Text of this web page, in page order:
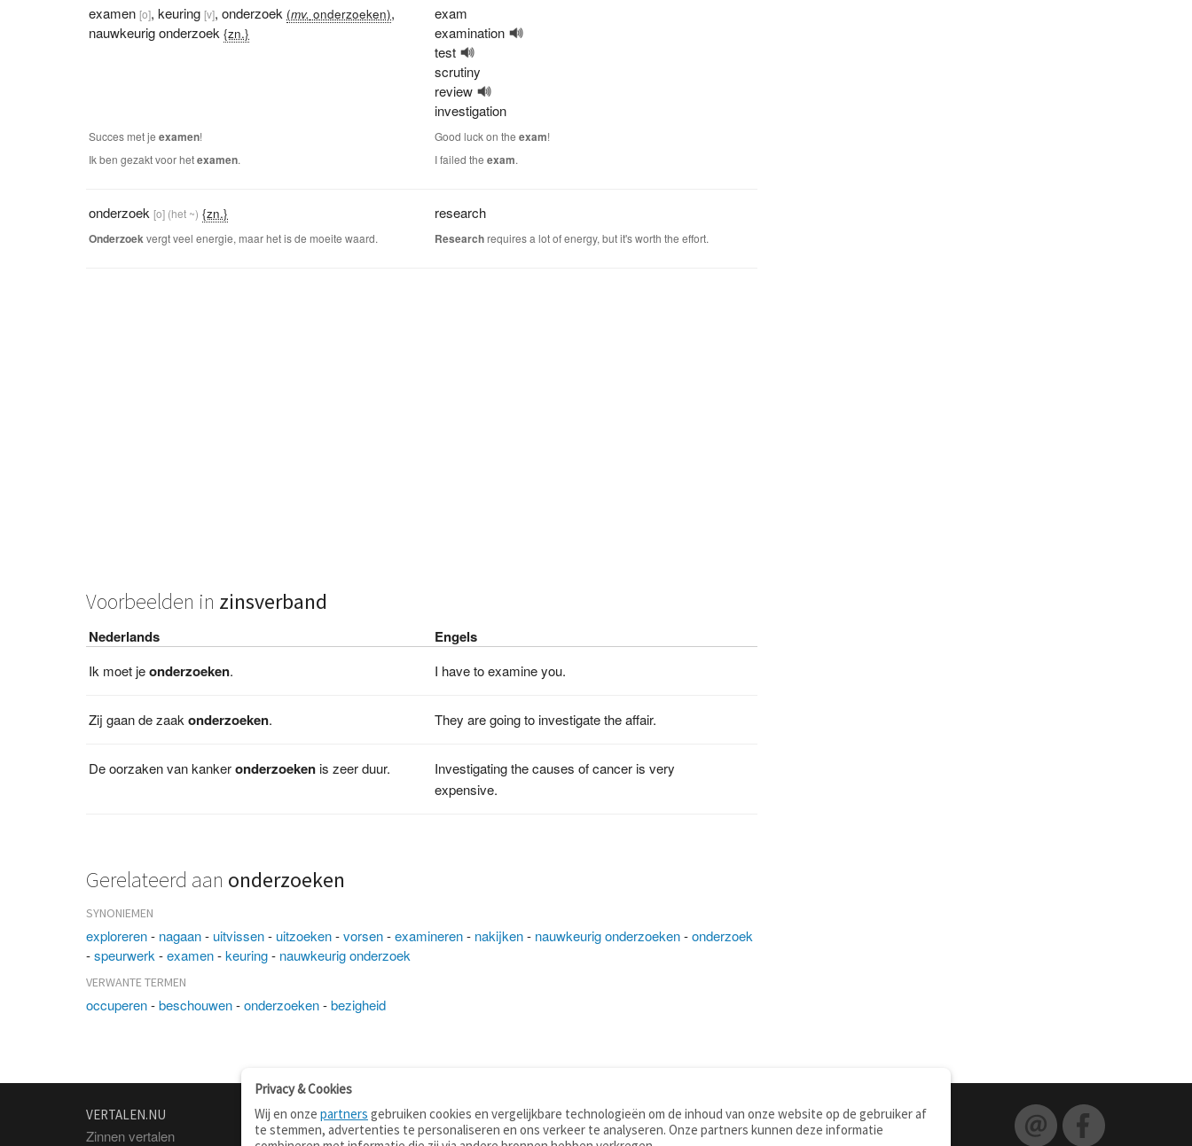
examen [o],keuring [v],onderzoek (mv. onderzoeken),
nauwkeurig onderzoek {zn.}
exam
examination
test
scrutiny
review
investigation
Succes met jeexamen! Good luck on theexam!
Ik ben gezakt voor hetexamen. I failed theexam.
onderzoek [o] (het ~) {zn.} research
Onderzoekvergt veel energie, maar het is de moeite waard. Researchrequires a lot of energy, but it's worth the effort.
Voorbeelden in zinsverband
Nederlands Engels
Ik moet jeonderzoeken. I have to examine you.
Zij gaan de zaakonderzoeken. They are going to investigate the affair.
De oorzaken van kankeronderzoekenis zeer duur.
Investigating the causes of cancer is very
expensive.
Gerelateerd aan onderzoeken
SYNONIEMEN
exploreren- nagaan- uitvissen- uitzoeken-vorsen-examineren- nakijken- nauwkeurig onderzoeken-onderzoek
-speurwerk -examen-keuring- nauwkeurig onderzoek
VERWANTE TERMEN
occuperen-beschouwen-onderzoeken-bezigheid
VERTALEN.NU
Zinnen vertalen
OVER
Over deze site
TOOLS
Apps
WOORDENBOEKEN
Nederlands - Engels
Privacy & Cookies
Wij en onze partners gebruiken cookies en vergelijkbare technologieën om de inhoud van onze website op de gebruiker af
te stemmen, advertenties te personaliseren en ons verkeer te analyseren. Onze partners kunnen deze informatie